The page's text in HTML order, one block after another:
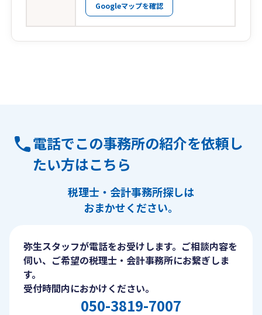
Googleマップを確認
電話でこの事務所の紹介を依頼し
たい方はこちら
税理士・会計事務所探しは
おまかせください。
弥生スタッフが電話をお受けします。ご相談内容を
伺い、ご希望の税理士・会計事務所にお繋ぎしま
す。
受付時間内におかけください。
050-3819-7007